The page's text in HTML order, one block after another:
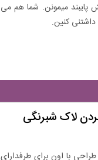
پایبند میمونن. شما هم می
کنین.
لاک شبرنگی
با اون برای طرفدارای